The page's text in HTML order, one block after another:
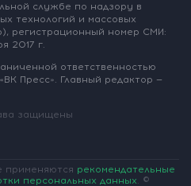
службе по надзору в
технологий и массовых
регистрационный номер СМИ:
2017 г.
ответственностью
Пресс». Главный редактор —
защищены
применяются рекомендательные
персональных данных. ©